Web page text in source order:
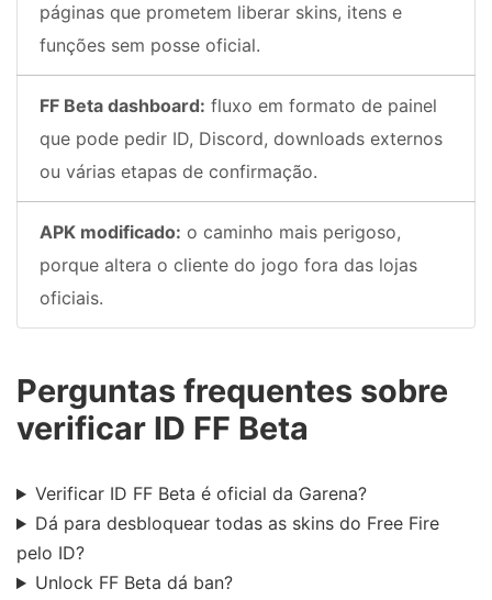
páginas que prometem liberar skins, itens e
funções sem posse oficial.
FF Beta dashboard: fluxo em formato de painel
que pode pedir ID, Discord, downloads externos
ou várias etapas de confirmação.
APK modificado: o caminho mais perigoso,
porque altera o cliente do jogo fora das lojas
oficiais.
Perguntas frequentes sobre
verificar ID FF Beta
Verificar ID FF Beta é oficial da Garena?
Dá para desbloquear todas as skins do Free Fire
pelo ID?
Unlock FF Beta dá ban?